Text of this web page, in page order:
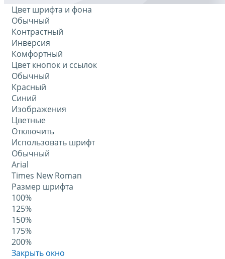
Цвет шрифта и фона
Обычный
Контрастный
Инверсия
Комфортный
Цвет кнопок и ссылок
Обычный
Красный
Синий
Изображения
Цветные
Отключить
Использовать шрифт
Обычный
Arial
Times New Roman
Размер шрифта
100%
125%
150%
175%
200%
Закрыть окно